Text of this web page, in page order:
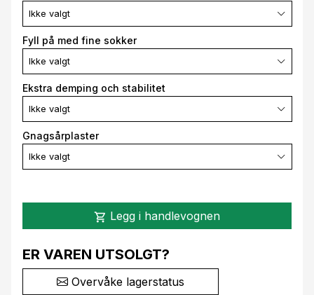
Ikke valgt
Fyll på med fine sokker
Ikke valgt
Ekstra demping och stabilitet
Ikke valgt
Gnagsårplaster
Ikke valgt
shopping_cart Legg i handlevognen
ER VAREN UTSOLGT?
Overvåke lagerstatus